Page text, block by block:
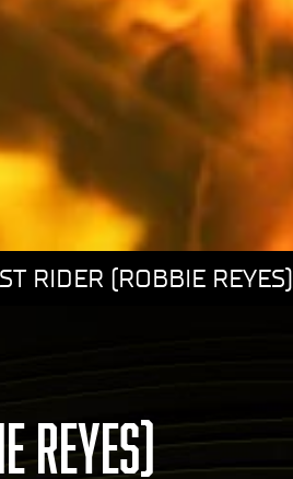
RIDER (ROBBIE REYES)
REYES)